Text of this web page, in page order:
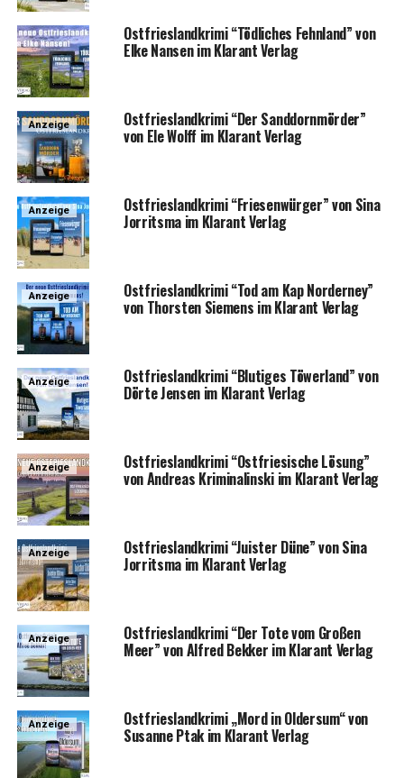
Ost­fries­land­kri­mi “Töd­li­ches Fehn­land” von
Elke Nan­sen im Klar­ant Verlag
Anzeige Ost­fries­land­kri­mi “Der Sand­dorn­mör­der”
von Ele Wolff im Klar­ant Verlag
Anzeige Ost­fries­land­kri­mi “Frie­sen­wür­ger” von Sina
Jor­rit­s­ma im Klar­ant Verlag
Anzeige Ost­fries­land­kri­mi “Tod am Kap Nor­der­ney”
von Thors­ten Sie­mens im Klar­ant Verlag
Anzeige Ost­fries­land­kri­mi “Blu­ti­ges Töwer­land” von
Dör­te Jen­sen im Klar­ant Verlag
Anzeige Ost­fries­land­kri­mi “Ost­frie­si­sche Lösung”
von Andre­as Kri­mi­nal­in­ski im Klar­ant Verlag
Anzeige Ost­fries­land­kri­mi “Juis­ter Düne” von Sina
Jor­rit­s­ma im Klar­ant Verlag
Anzeige Ost­fries­land­kri­mi “Der Tote vom Gro­ßen
Meer” von Alfred Bek­ker im Klar­ant Verlag
Anzeige Ost­fries­land­kri­mi „Mord in Older­sum“ von
Susan­ne Ptak im Klar­ant Verlag